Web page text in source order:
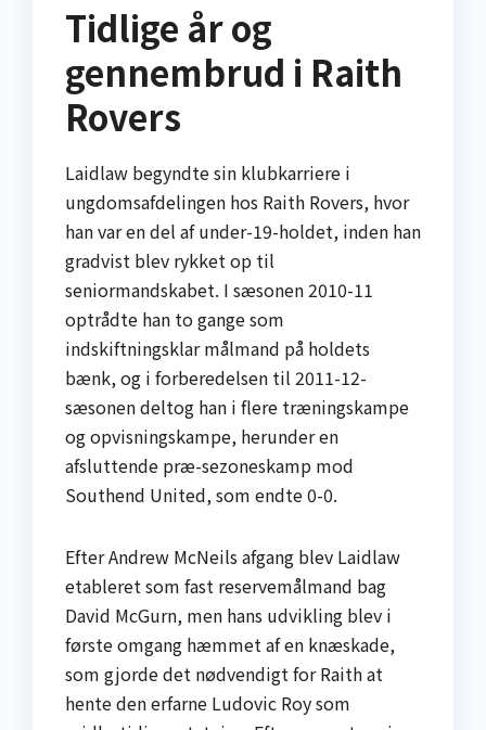
Tidlige år og
gennembrud i Raith
Rovers
Laidlaw begyndte sin klubkarriere i
ungdomsafdelingen hos Raith Rovers, hvor
han var en del af under-19-holdet, inden han
gradvist blev rykket op til
seniormandskabet. I sæsonen 2010-11
optrådte han to gange som
indskiftningsklar målmand på holdets
bænk, og i forberedelsen til 2011-12-
sæsonen deltog han i flere træningskampe
og opvisningskampe, herunder en
afsluttende præ-sezoneskamp mod
Southend United, som endte 0-0.
Efter Andrew McNeils afgang blev Laidlaw
etableret som fast reservemålmand bag
David McGurn, men hans udvikling blev i
første omgang hæmmet af en knæskade,
som gjorde det nødvendigt for Raith at
hente den erfarne Ludovic Roy som